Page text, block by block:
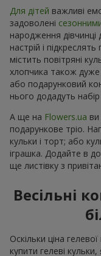
Для дітей важливі
задоволені
народження
настрій і
містить повітряні
хлопчика також дуже
або подарунковий
нього додадуть
А ще на Flowers.ua
подарункове тріо.
кульки і торт; або
іграшка. Додайте в
ще листівку з
Весільні
Оскільки ціна
купити гелеві